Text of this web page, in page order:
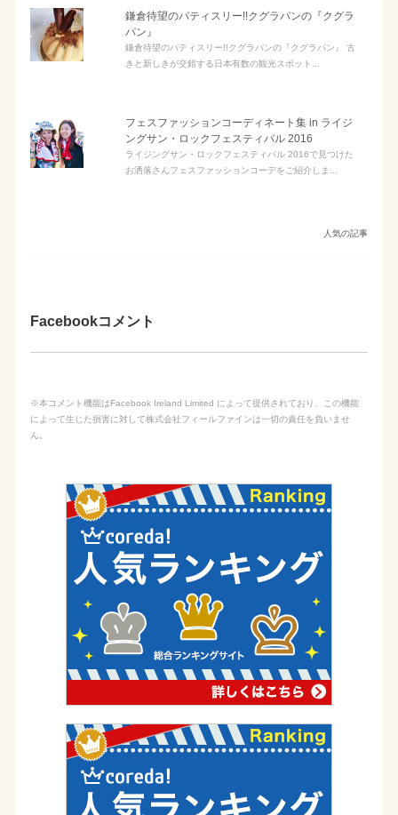
鎌倉待望のパティスリー!!クグラパンの『クグラ
パン』
鎌倉待望のパティスリー!!クグラパンの『クグラパン』 古
きと新しきが交錯する日本有数の観光スポット...
フェスファッションコーディネート集 in ライジ
ングサン・ロックフェスティバル 2016
ライジングサン・ロックフェスティバル 2016で見つけた
お洒落さんフェスファッションコーデをご紹介しま...
人気の記事
Facebookコメント
※本コメント機能はFacebook Ireland Limited によって提供されており、この機能
によって生じた損害に対して株式会社フィールファインは一切の責任を負いませ
ん。